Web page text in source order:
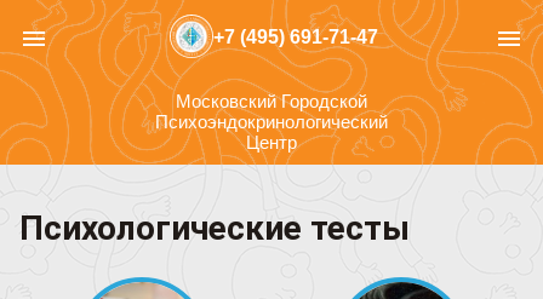
menu +7 (495) 691-71-47 menu
Московский Городской
Психоэндокринологический
Центр
Психологические тесты